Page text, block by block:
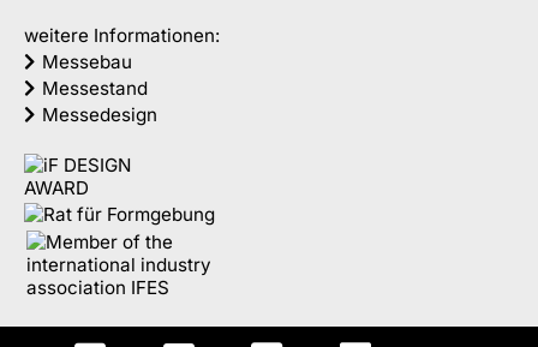
weitere Informationen:
Messebau
Messestand
Messedesign